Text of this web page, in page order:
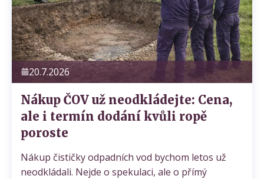
20.7.2026
Nákup ČOV už neodkládejte: Cena,
ale i termín dodání kvůli ropě
poroste
Nákup čističky odpadních vod bychom letos už
neodkládali. Nejde o spekulaci, ale o přímý